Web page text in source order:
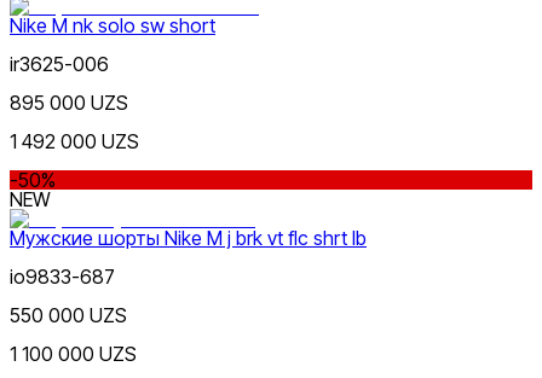
Nike M nk solo sw short
ir3625-006
895 000 UZS
1 492 000 UZS
-50%
NEW
Мужские шорты Nike M j brk vt flc shrt lb
io9833-687
550 000 UZS
1 100 000 UZS